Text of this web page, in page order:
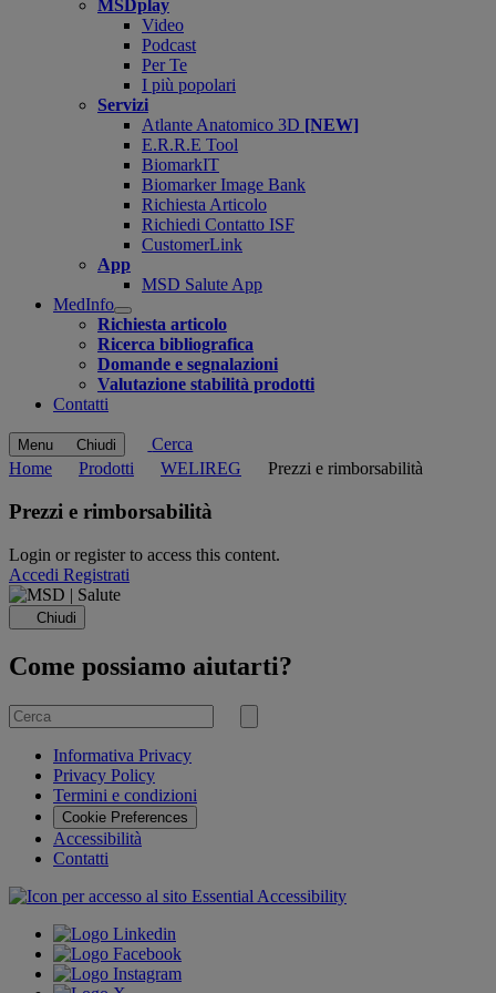
MSDplay
Video
Podcast
Per Te
I più popolari
Servizi
Atlante Anatomico 3D [NEW]
E.R.R.E Tool
BiomarkIT
Biomarker Image Bank
Richiesta Articolo
Richiedi Contatto ISF
CustomerLink
App
MSD Salute App
MedInfo
Open
submenu
Richiesta articolo
Ricerca bibliografica
Domande e segnalazioni
Valutazione stabilità prodotti
Contatti
Menu Chiudi
Cerca
Home
Prodotti WELIREG Prezzi e rimborsabilità
Prezzi e rimborsabilità
Login or register to access this content.
Accedi Registrati
Chiudi
Come possiamo aiutarti?
Cerca
per
Invia
Informativa Privacy
Privacy Policy
Termini e condizioni
Cookie Preferences
Accessibilità
Contatti